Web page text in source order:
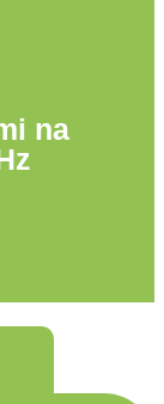
na